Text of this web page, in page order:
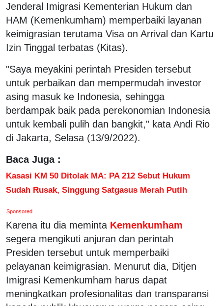
Jenderal Imigrasi Kementerian Hukum dan
HAM (Kemenkumham) memperbaiki layanan
keimigrasian terutama Visa on Arrival dan Kartu
Izin Tinggal terbatas (Kitas).
"Saya meyakini perintah Presiden tersebut
untuk perbaikan dan mempermudah investor
asing masuk ke Indonesia, sehingga
berdampak baik pada perekonomian Indonesia
untuk kembali pulih dan bangkit," kata Andi Rio
di Jakarta, Selasa (13/9/2022).
Baca Juga :
Kasasi KM 50 Ditolak MA: PA 212 Sebut Hukum
Sudah Rusak, Singgung Satgasus Merah Putih
Sponsored
Karena itu dia meminta Kemenkumham
segera mengikuti anjuran dan perintah
Presiden tersebut untuk memperbaiki
pelayanan keimigrasian. Menurut dia, Ditjen
Imigrasi Kemenkumham harus dapat
meningkatkan profesionalitas dan transparansi